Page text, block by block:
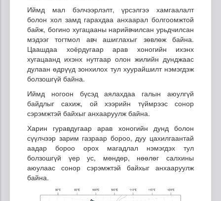
Иймд мал бэлчээрлэлт, үрсэлгээ хамгаалалт
болон хол замд гарахдаа анхаарал болгоомжтой
байж, богино хугацааны нарийвчилсан урьдчилсан
мэдээг тогтмол авч ашиглахыг зөвлөж байна.
Цаашдаа хоёрдугаар арав хоногийн ихэнх
хугацаанд ихэнх нутгаар олон жилийн дунджаас
дулаан өдрүүд зонхилох тул хуурайшилт нэмэгдэж
болзошгүй байна.
Иймд ногоон бүсэд аялахдаа галын аюулгүй
байдлыг сахиж, ой хээрийн түймрээс сонор
сэрэмжтэй байхыг анхааруулж байна.
Харин гуравдугаар арав хоногийн дунд болон
сүүлчээр зарим газраар бороо, дуу цахилгаантай
аадар бороо орох магадлал нэмэгдэх тул
болзошгүй үер ус, мөндөр, нөөлөг салхины
аюулаас сонор сэрэмжтэй байхыг анхааруулж
байна.